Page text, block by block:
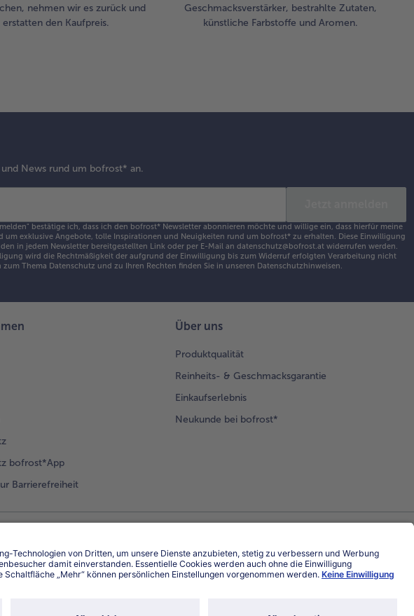
nehmen wir es zurück und
erstatten den Kaufpreis.
Geschmacksverstärker, bestrahlte Zutaten,
künstliche Farbstoffe und Aromen.
News rund um bofrost* an.
bestätige ich, dass ich den bofrost* Newsletter abonnieren möchte und willige ein, dass hierfür meine
um exklusive Angebote, tolle Inspirationen und Neuigkeiten rund um bofrost* zu erhalten. Diese Einwilligung
in jedem Newsletter bereitgestellten Link oder per E-Mail an datenschutz@bofrost.at widerrufen werden.
wird die Rechtmäßigkeit der aufgrund der Einwilligung bis zum Widerruf erfolgten Verarbeitung nicht
Thema Datenschutz und zu Ihren Rechten finden Sie in unseren Datenschutzhinweisen
bofrost*App
Barrierefreiheit
Über uns
Produktqualität
Reinheits- & Geschmacksgarantie
Einkaufserlebnis
Neukunde bei bofrost*
Land / Sprache wählen